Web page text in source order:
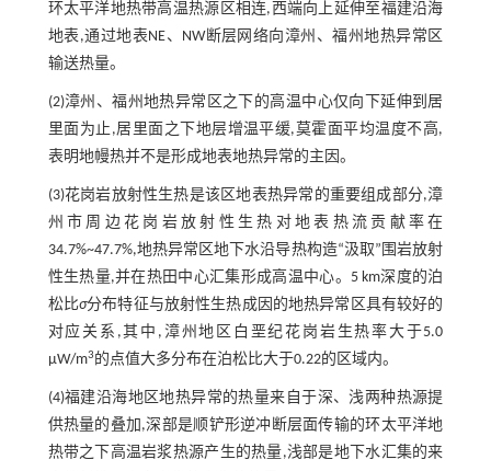
环太平洋地热带高温热源区相连,西端向上延伸至福建沿海
地表,通过地表NE、NW断层网络向漳州、福州地热异常区
输送热量。
(2)漳州、福州地热异常区之下的高温中心仅向下延伸到居
里面为止,居里面之下地层增温平缓,莫霍面平均温度不高,
表明地幔热并不是形成地表地热异常的主因。
(3)花岗岩放射性生热是该区地表热异常的重要组成部分,漳
州市周边花岗岩放射性生热对地表热流贡献率在
34.7%~47.7%,地热异常区地下水沿导热构造“汲取”围岩放射
性生热量,并在热田中心汇集形成高温中心。5 km深度的泊
松比σ分布特征与放射性生热成因的地热异常区具有较好的
对应关系,其中,漳州地区白垩纪花岗岩生热率大于5.0
μW/m3 的点值大多分布在泊松比大于0.22的区域内。
(4)福建沿海地区地热异常的热量来自于深、浅两种热源提
供热量的叠加,深部是顺铲形逆冲断层面传输的环太平洋地
热带之下高温岩浆热源产生的热量,浅部是地下水汇集的来